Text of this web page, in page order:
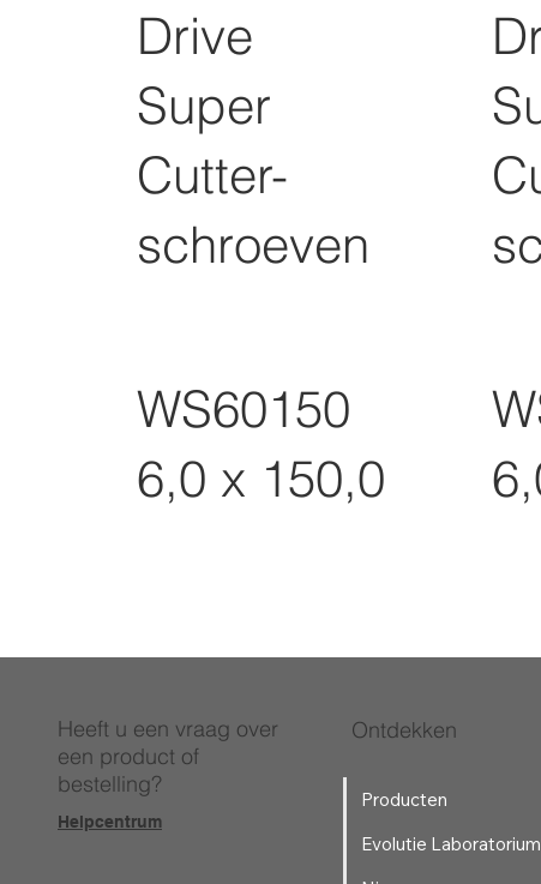
Drive
Super
Cutter-
schroeven
WS60150
6,0 x 150,0
Heeft u een vraag over
een product of
bestelling?
Helpcentrum
Ontdekken
Producten
Evolutie Laboratorium